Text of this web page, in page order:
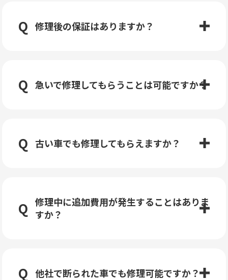
修理後の保証はありますか？
急いで修理してもらうことは可能ですか？
古い車でも修理してもらえますか？
修理中に追加費用が発生することはありま
すか？
他社で断られた車でも修理可能ですか？